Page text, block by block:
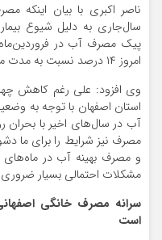
ناصر اکبری با بیان اینکه
سال‌جاری به دلیل شیوع
امروز ۱۴ درصد نسبت به مدت مشابه سال گذشته افزایش داشته است.
وی افزود: علی رغم کاهش
استان اصفهان با توجه به
مصرف نیز شرایط را برای ما
و مصرف بهینه آب در
مشکلات احتمالی بسیار
است